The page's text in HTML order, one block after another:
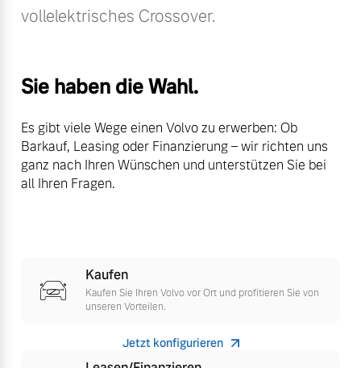
Jetzt kennenlernen
Volvo Winter- und
direkt an.
Finanzierung & Leasing
vollelektrisches Crossover.
Sie haben die Wahl.
Es gibt viele Wege einen Volvo zu erwerben: Ob
Barkauf, Leasing oder Finanzierung – wir richten uns
ganz nach Ihren Wünschen und unterstützen Sie bei
all Ihren Fragen.
Kaufen
Kaufen Sie Ihren Volvo vor Ort und profitieren Sie von
unseren Vorteilen.
Jetzt konfigurieren